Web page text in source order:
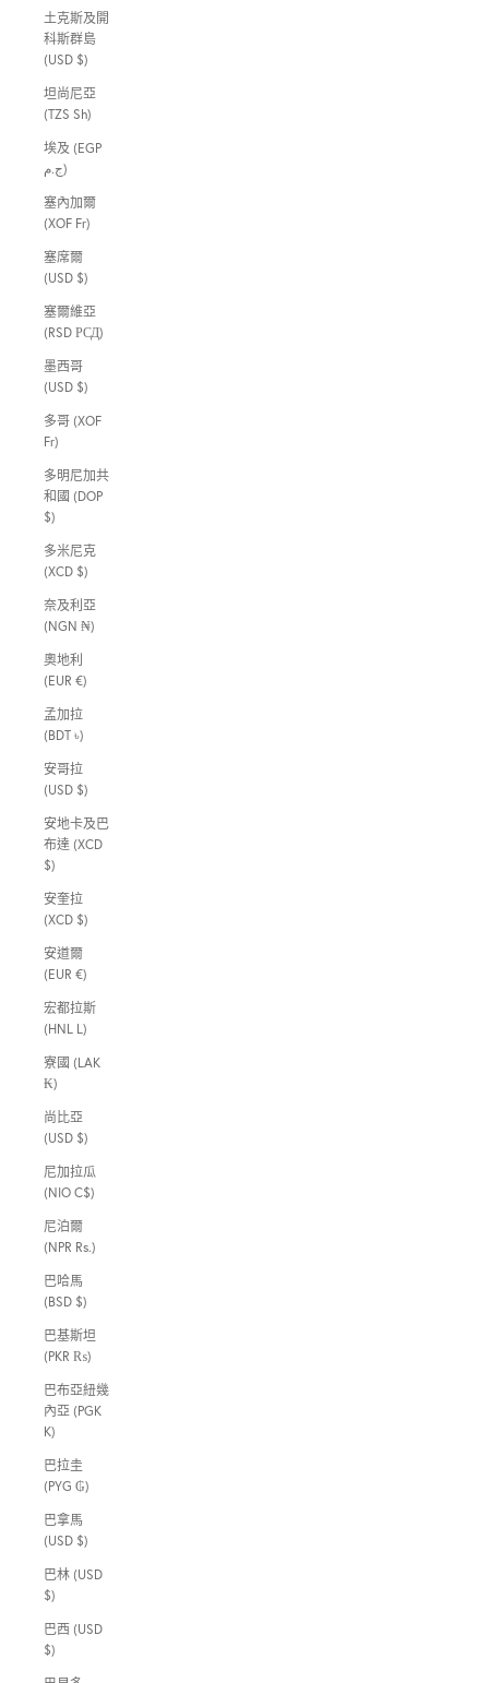
土克斯及開
科斯群島
(USD $)
坦尚尼亞
(TZS Sh)
埃及 (EGP
ج.م)
塞內加爾
(XOF Fr)
塞席爾
(USD $)
塞爾維亞
(RSD РСД)
墨西哥
(USD $)
多哥 (XOF
Fr)
多明尼加共
和國 (DOP
$)
多米尼克
(XCD $)
奈及利亞
(NGN ₦)
奧地利
(EUR €)
孟加拉
(BDT ৳)
安哥拉
(USD $)
安地卡及巴
布達 (XCD
$)
安奎拉
(XCD $)
安道爾
(EUR €)
宏都拉斯
(HNL L)
寮國 (LAK
₭)
尚比亞
(USD $)
尼加拉瓜
(NIO C$)
尼泊爾
(NPR Rs.)
巴哈馬
(BSD $)
巴基斯坦
(PKR ₨)
巴布亞紐幾
內亞 (PGK
K)
巴拉圭
(PYG ₲)
巴拿馬
(USD $)
巴林 (USD
$)
巴西 (USD
$)